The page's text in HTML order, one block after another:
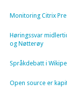
Monitoring Citrix
Høringssvar
og Nøtterøy
Språkdebatt i
Open source er